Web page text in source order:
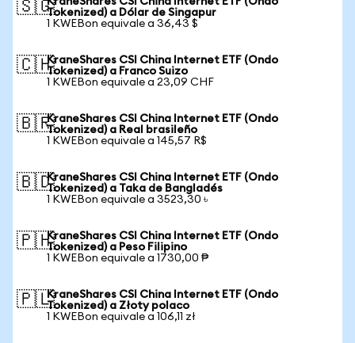
🇸🇬Tokenized) a Dólar de Singapur
1 KWEBon equivale a 36,43 $
🇨🇭KraneShares CSI China Internet ETF (Ondo
Tokenized) a Franco Suizo
1 KWEBon equivale a 23,09 CHF
🇧🇷KraneShares CSI China Internet ETF (Ondo
Tokenized) a Real brasileño
1 KWEBon equivale a 145,57 R$
🇧🇩KraneShares CSI China Internet ETF (Ondo
Tokenized) a Taka de Bangladés
1 KWEBon equivale a 3523,30 ৳
🇵🇭KraneShares CSI China Internet ETF (Ondo
Tokenized) a Peso Filipino
1 KWEBon equivale a 1730,00 ₱
🇵🇱KraneShares CSI China Internet ETF (Ondo
Tokenized) a Złoty polaco
1 KWEBon equivale a 106,11 zł